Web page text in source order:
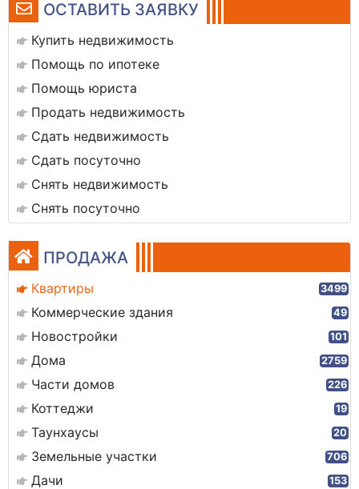
ОСТАВИТЬ ЗАЯВКУ
Купить недвижимость
Помощь по ипотеке
Помощь юриста
Продать недвижимость
Сдать недвижимость
Сдать посуточно
Снять недвижимость
Снять посуточно
ПРОДАЖА
Квартиры 3499
Коммерческие здания 49
Новостройки 101
Дома 2759
Части домов 226
Коттеджи 19
Таунхаусы 20
Земельные участки 706
Дачи 153